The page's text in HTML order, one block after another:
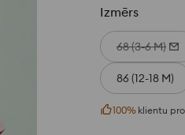
Izmērs
68 (3-6 M)
86 (12-18 M)
100% klientu